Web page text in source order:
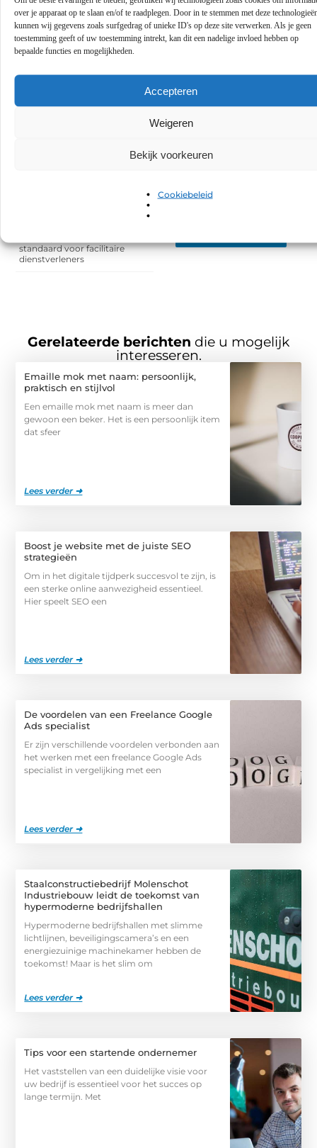
over je apparaat op te slaan en/of te raadplegen. Door in te stemmen met deze
kunnen wij gegevens zoals surfgedrag of unieke ID's op deze site verwerken. Als je geen
toestemming geeft of uw toestemming intrekt, kan dit een nadelige invloed hebben op
bepaalde functies en mogelijkheden.
Accepteren
Weigeren
Bekijk voorkeuren
Cookiebeleid
RECENTE BERICHTEN
Minder gedoe met water in de
tuin door slimme keuzes
Zo pak je houtrot aan met
Why Business Dashboards
Een slotenmaker in Rosmalen
voor uw praktijkruimte aan
standaard voor facilitaire
dienstverleners
Word lid van
blogcommunity!
kennis en ervaringen met
Gerelateerde berichten die u mogelijk
interesseren.
Emaille mok met naam: persoonlijk,
praktisch en stijlvol
Een emaille mok met naam is meer dan
gewoon een beker. Het is een persoonlijk item
dat sfeer
Lees verder ➜
Boost je website met de juiste SEO
strategieën
Om in het digitale tijdperk succesvol te zijn, is
een sterke online aanwezigheid essentieel.
Hier speelt SEO een
Lees verder ➜
De voordelen van een Freelance Google
Ads specialist
Er zijn verschillende voordelen verbonden aan
het werken met een freelance Google Ads
specialist in vergelijking met een
Lees verder ➜
Staalconstructiebedrijf Molenschot
Industriebouw leidt de toekomst van
hypermoderne bedrijfshallen
Hypermoderne bedrijfshallen met slimme
lichtlijnen, beveiligingscamera’s en een
energiezuinige machinekamer hebben de
toekomst! Maar is het slim om
Lees verder ➜
Tips voor een startende ondernemer
Het vaststellen van een duidelijke visie voor
uw bedrijf is essentieel voor het succes op
lange termijn. Met